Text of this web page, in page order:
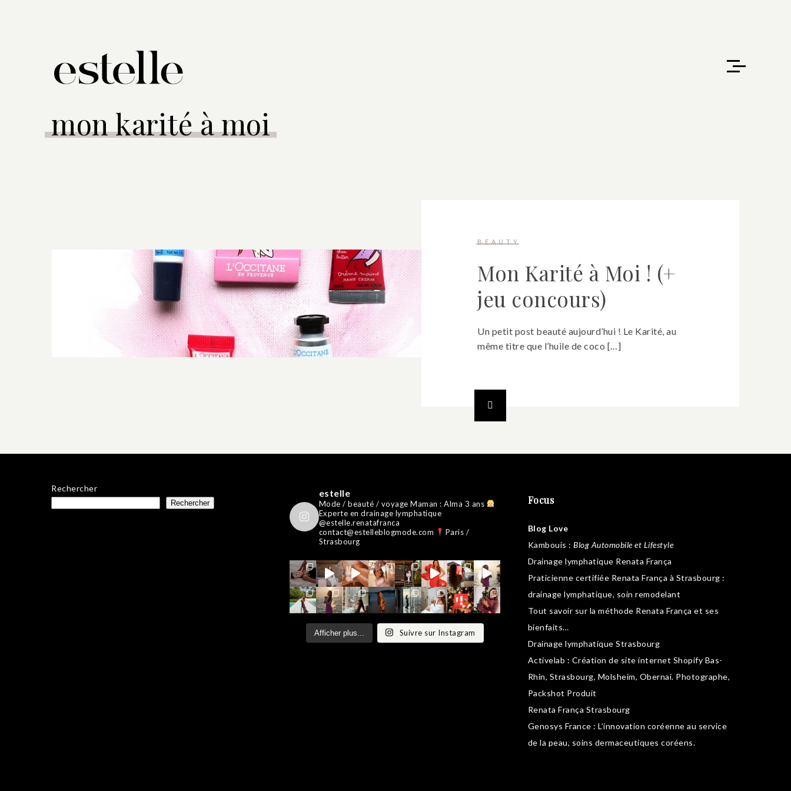
mon karité à moi
BEAUTY
Mon Karité à Moi ! (+
jeu concours)
Un petit post beauté aujourd’hui ! Le Karité, au
même titre que l’huile de coco […]
Rechercher
Rechercher
estelle
Mode / beauté / voyageMaman : Alma 3 ans
Experte en drainage lymphatique
@estelle.renatafranca
contact@estelleblogmode.com
Paris /
Strasbourg
Afficher plus... Suivre sur Instagram
Focus
Blog Love
Kambouis :Blog Automobile et Lifestyle
Drainage lymphatique Renata França
Praticienne certifiée Renata França à Strasbourg :
drainage lymphatique, soin remodelant
Tout savoir sur laméthode Renata França et ses
bienfaits…
Drainage lymphatique Strasbourg
Activelab : Création de site internet Shopify Bas-
Rhin, Strasbourg, Molsheim, Obernai. Photographe,
Packshot Produit
Renata França Strasbourg
Genosys France : L’innovation coréenne au service
de la peau, soins dermaceutiques coréens.